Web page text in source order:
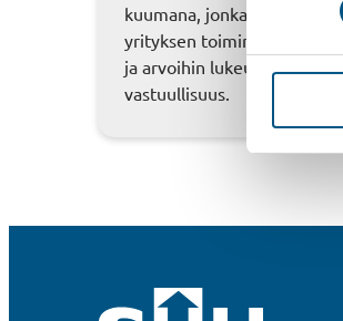
kuumana, jonka myötä yhä
yrityksen toiminta on
ja arvoihin lukeutuu lähes
vastuullisuus.